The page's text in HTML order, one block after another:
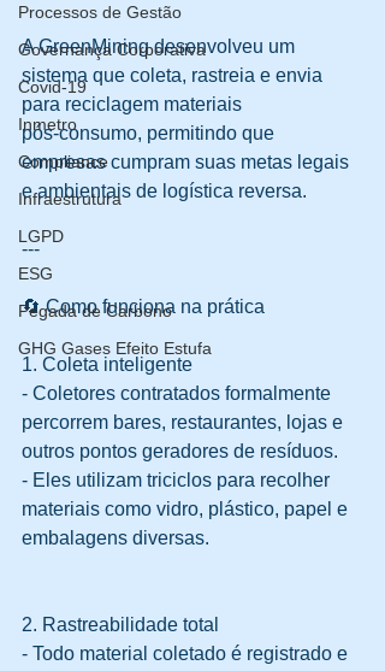
Processos de Gestão
Governança Corporativa
Covid-19
Inmetro
Compliance
Infraestrutura
LGPD
ESG
Pegada de Carbono
GHG Gases Efeito Estufa
A GreenMining desenvolveu um
sistema que coleta, rastreia e envia
para reciclagem materiais
pós‑consumo, permitindo que
empresas cumpram suas metas legais
e ambientais de logística reversa.
---
🔄 Como funciona na prática
1. Coleta inteligente
- Coletores contratados formalmente
percorrem bares, restaurantes, lojas e
outros pontos geradores de resíduos.
- Eles utilizam triciclos para recolher
materiais como vidro, plástico, papel e
embalagens diversas.
2. Rastreabilidade total
- Todo material coletado é registrado e